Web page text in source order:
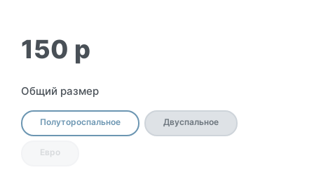
150 p
Общий размер
Полутороспальное Двуспальное
Евро